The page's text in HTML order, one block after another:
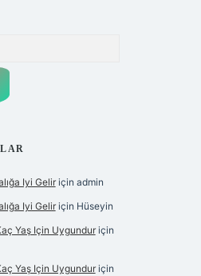
Iyi Geliriçin admin
Iyi Geliriçin Hüseyin
Yaş Için Uygunduriçin
Yaş Için Uygunduriçin